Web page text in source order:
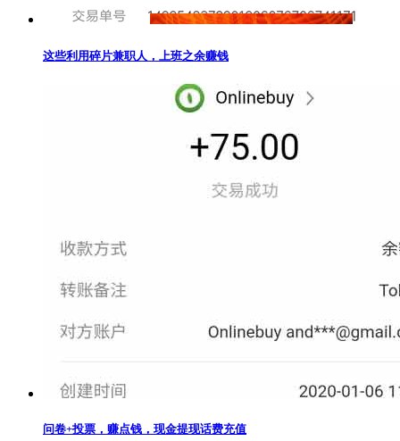
这些利用碎片兼职人，上班之余赚钱
问卷+投票，赚点钱，现金提现话费充值